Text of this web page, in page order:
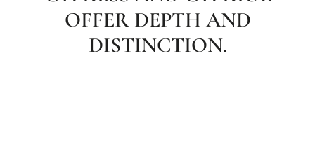
OFFER DEPTH AND
DISTINCTION.